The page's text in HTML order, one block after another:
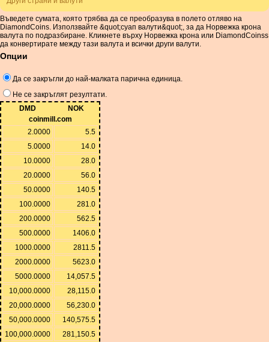
Въведете сумата, която трябва да се преобразува в полето отляво на
DiamondCoins. Използвайте &quot;суап валути&quot;, за да Норвежка крона
валута по подразбиране. Кликнете върху Норвежка крона или DiamondCoinss
да конвертирате между тази валута и всички други валути.
Опции
Да се ​​закръгли до най-малката парична единица.
Не се закръглят резултати.
DMD
NOK
coinmill.com
2.0000
5.5
5.0000
14.0
10.0000
28.0
20.0000
56.0
50.0000
140.5
100.0000
281.0
200.0000
562.5
500.0000
1406.0
1000.0000
2811.5
2000.0000
5623.0
5000.0000
14,057.5
10,000.0000
28,115.0
20,000.0000
56,230.0
50,000.0000
140,575.5
100,000.0000
281,150.5